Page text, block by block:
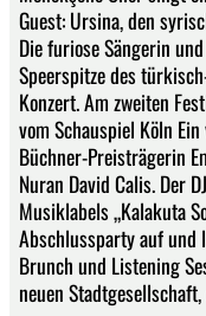
Guest: Ursina, den
Die furiose Sängerin
Speerspitze des
Konzert. Am zweiten
vom Schauspiel Köln
Büchner-Preisträgerin
Nuran David Calis. Der
Musiklabels „Kalakuta
Abschlussparty auf und
Brunch und Listening
neuen